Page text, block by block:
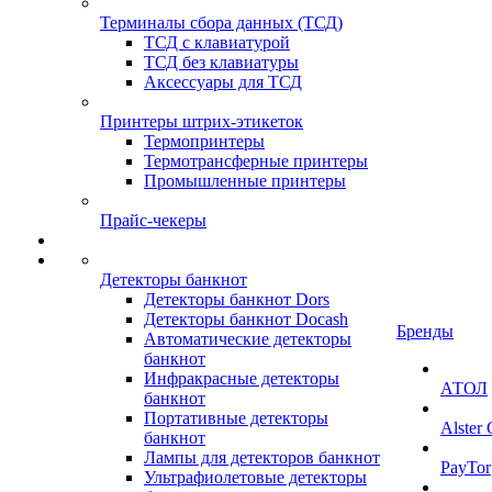
Терминалы сбора данных (ТСД)
ТСД с клавиатурой
ТСД без клавиатуры
Аксессуары для ТСД
Принтеры штрих-этикеток
Термопринтеры
Термотрансферные принтеры
Промышленные принтеры
Прайс-чекеры
Детекторы банкнот
Детекторы банкнот Dors
Детекторы банкнот Docash
Автоматические детекторы
банкнот
Инфракрасные детекторы
банкнот
Портативные детекторы
банкнот
Лампы для детекторов банкнот
Ультрафиолетовые детекторы
Бренды
АТОЛ
Alster
PayTor